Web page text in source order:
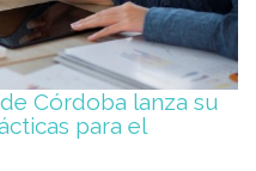
Córdoba lanza su
para el